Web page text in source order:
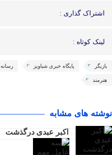
اشتراک گذاری :
لینک کوتاه :
بازیگر پایگاه خبری شباویز رسانه
هنرمند
نوشته های مشابه
اکبر عبدی درگذشت